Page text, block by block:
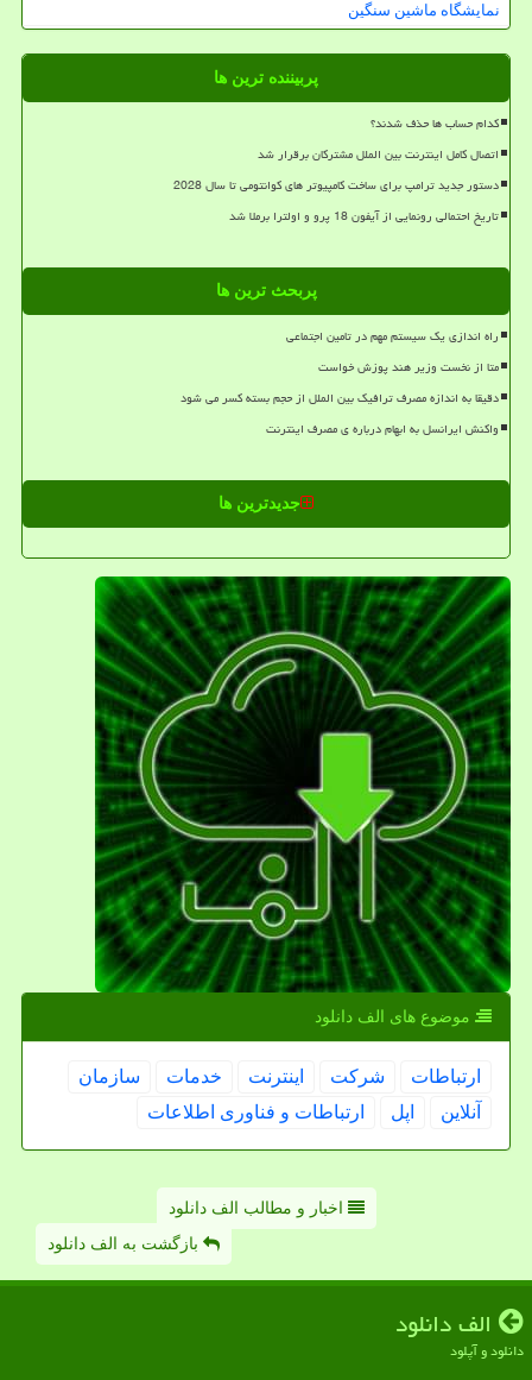
نمایشگاه ماشین سنگین
پربیننده ترین ها
کدام حساب ها حذف شدند؟
اتصال کامل اینترنت بین الملل مشترکان برقرار شد
دستور جدید ترامپ برای ساخت کامپیوتر های کوانتومی تا سال 2028
تاریخ احتمالی رونمایی از آیفون 18 پرو و اولترا برملا شد
پربحث ترین ها
راه اندازی یک سیستم مهم در تامین اجتماعی
متا از نخست وزیر هند پوزش خواست
دقیقا به اندازه مصرف ترافیک بین الملل از حجم بسته کسر می شود
واکنش ایرانسل به ابهام درباره ی مصرف اینترنت
جدیدترین ها
موضوع های الف دانلود
ارتباطات شركت اینترنت خدمات
سازمان
آنلاین
اپل ارتباطات و فناوری اطلاعات
اخبار و مطالب الف دانلود
بازگشت به الف دانلود
الف دانلود
دانلود و آپلود